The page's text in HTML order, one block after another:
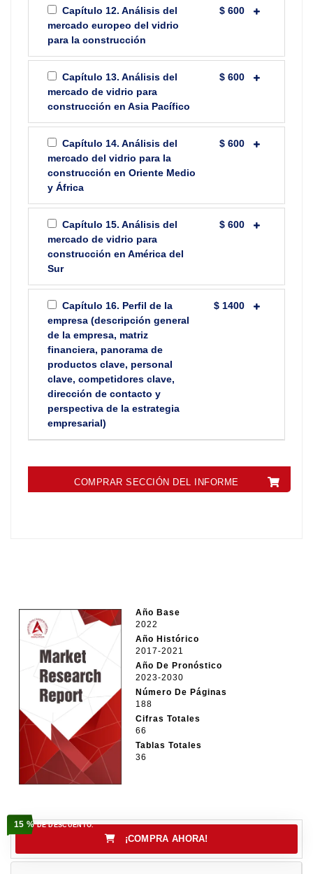
Capítulo 12. Análisis del
mercado europeo del vidrio
para la construcción
$ 600
Capítulo 13. Análisis del
mercado de vidrio para
construcción en Asia Pacífico
$ 600
Capítulo 14. Análisis del
mercado del vidrio para la
construcción en Oriente Medio
y África
$ 600
Capítulo 15. Análisis del
mercado de vidrio para
construcción en América del
Sur
$ 600
Capítulo 16. Perfil de la
empresa (descripción general
de la empresa, matriz
financiera, panorama de
productos clave, personal
clave, competidores clave,
dirección de contacto y
perspectiva de la estrategia
empresarial)
$ 1400
COMPRAR SECCIÓN DEL INFORME
Año Base
2022
Año Histórico
2017-2021
Año De Pronóstico
2023-2030
Número De Páginas
188
Cifras Totales
66
Tablas Totales
36
15 %DE DESCUENTO.
¡COMPRA AHORA!